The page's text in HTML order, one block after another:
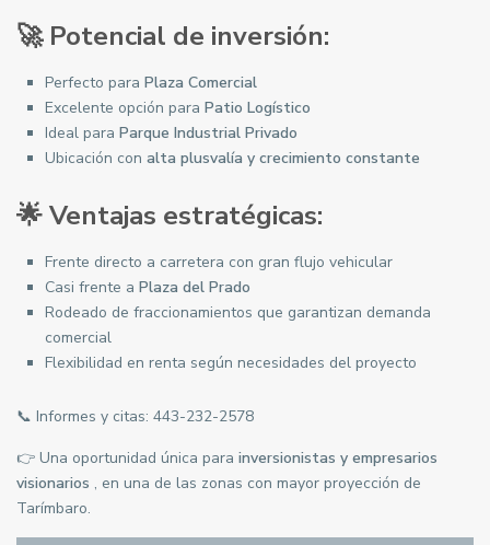
🚀 Potencial de inversión:
Perfecto para Plaza Comercial
Excelente opción para Patio Logístico
Ideal para Parque Industrial Privado
Ubicación con alta plusvalía y crecimiento constante
🌟 Ventajas estratégicas:
Frente directo a carretera con gran flujo vehicular
Casi frente a Plaza del Prado
Rodeado de fraccionamientos que garantizan demanda
comercial
Flexibilidad en renta según necesidades del proyecto
📞 Informes y citas: 443-232-2578
👉 Una oportunidad única para inversionistas y empresarios
visionarios , en una de las zonas con mayor proyección de
Tarímbaro.